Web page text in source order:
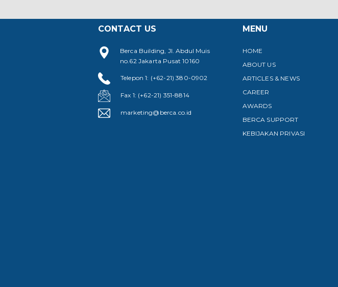
CONTACT US
Berca Building, Jl. Abdul Muis
no.62 Jakarta Pusat 10160
Telepon 1: (+62-21) 380-0902
Fax 1: (+62-21) 351-8814
marketing@berca.co.id
MENU
HOME
ABOUT US
ARTICLES & NEWS
CAREER
AWARDS
BERCA SUPPORT
KEBIJAKAN PRIVASI